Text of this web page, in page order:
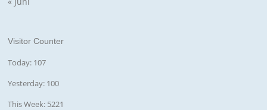
Visitor Counter
Today: 107
Yesterday: 100
This Week: 5221